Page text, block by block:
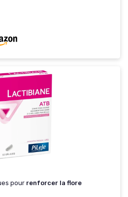
pour renforcer la flore